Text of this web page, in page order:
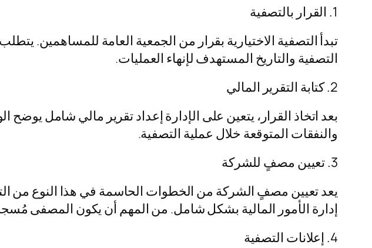
1. القرار بالتصفية
تبدأ التصفية الاختيارية بقرار من الجمعية العامة للمساهمين.
التصفية والتاريخ المستهدف لإنهاء العمليات.
2. كتابة التقرير المالي
بعد اتخاذ القرار، يتعين على الإدارة إعداد تقرير مالي شامل
والنفقات المتوقعة خلال عملية التصفية.
3. تعيين مصفٍ للشركة
يعد تعيين مصفٍ الشركة من الخطوات الحاسمة في هذا النوع من
إدارة الأمور المالية بشكل شامل. من المهم أن يكون المصفى
4. إعلانات التصفية